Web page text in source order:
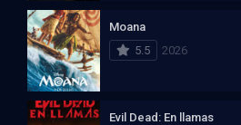
Moana
5.5
2026
Evil Dead: En llamas